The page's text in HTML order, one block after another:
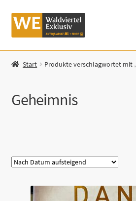
Zur
Navigation
Zum
Inhalt
Startseite
Mein Konto
Zur Waldviertel Exklusiv-Website
Start Produkte verschlagwortet mit
Geheimnis